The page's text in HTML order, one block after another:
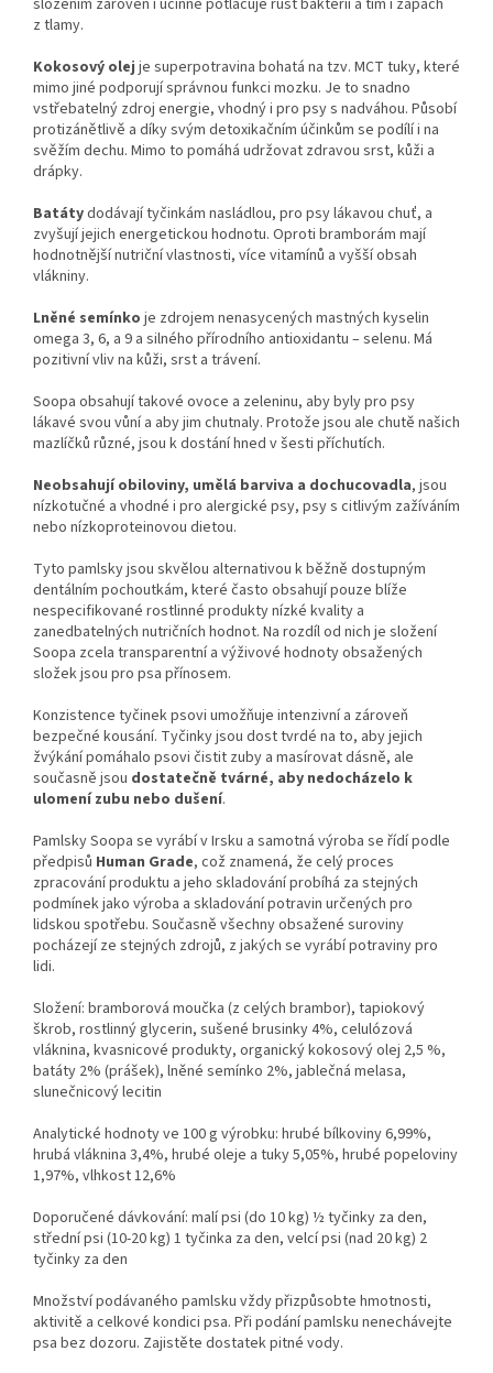
složením zároveň i účinně potlačuje růst bakterií a tím i zápach
z tlamy.
Kokosový olej je superpotravina bohatá na tzv. MCT tuky, které
mimo jiné podporují správnou funkci mozku. Je to snadno
vstřebatelný zdroj energie, vhodný i pro psy s nadváhou. Působí
protizánětlivě a díky svým detoxikačním účinkům se podílí i na
svěžím dechu. Mimo to pomáhá udržovat zdravou srst, kůži a
drápky.
Batátydodávají tyčinkám nasládlou, pro psy lákavou chuť, a
zvyšují jejich energetickou hodnotu. Oproti bramborám mají
hodnotnější nutriční vlastnosti, více vitamínů a vyšší obsah
vlákniny.
Lněné semínko je zdrojem nenasycených mastných kyselin
omega 3, 6, a 9 a silného přírodního antioxidantu – selenu. Má
pozitivní vliv na kůži, srst a trávení.
Soopa obsahují takové ovoce a zeleninu, aby byly pro psy
lákavé svou vůní a aby jim chutnaly. Protože jsou ale chutě našich
mazlíčků různé, jsou k dostání hned v šesti příchutích.
Neobsahují obiloviny, umělá barviva a dochucovadla, jsou
nízkotučné a vhodné i pro alergické psy, psy s citlivým zažíváním
nebo nízkoproteinovou dietou.
Tyto pamlsky jsou skvělou alternativou k běžně dostupným
dentálním pochoutkám, které často obsahují pouze blíže
nespecifikované rostlinné produkty nízké kvality a
zanedbatelných nutričních hodnot. Na rozdíl od nich je složení
Soopa zcela transparentní a výživové hodnoty obsažených
složek jsou pro psa přínosem.
Konzistence tyčinek psovi umožňuje intenzivní a zároveň
bezpečné kousání. Tyčinky jsou dost tvrdé na to, aby jejich
žvýkání pomáhalo psovi čistit zuby a masírovat dásně, ale
současně jsou dostatečně tvárné, aby nedocházelo k
ulomení zubu nebo dušení.
Pamlsky Soopa se vyrábí v Irsku a samotná výroba se řídí podle
předpisů Human Grade, což znamená, že celý proces
zpracování produktu a jeho skladování probíhá za stejných
podmínek jako výroba a skladování potravin určených pro
lidskou spotřebu. Současně všechny obsažené suroviny
pocházejí ze stejných zdrojů, z jakých se vyrábí potraviny pro
lidi.
Složení: bramborová moučka (z celých brambor), tapiokový
škrob, rostlinný glycerin, sušené brusinky 4%, celulózová
vláknina, kvasnicové produkty, organický kokosový olej 2,5 %,
batáty 2% (prášek), lněné semínko 2%, jablečná melasa,
slunečnicový lecitin
Analytické hodnoty ve 100 g výrobku: hrubé bílkoviny 6,99%,
hrubá vláknina 3,4%, hrubé oleje a tuky 5,05%, hrubé popeloviny
1,97%, vlhkost 12,6%
Doporučené dávkování: malí psi (do 10 kg) ½ tyčinky za den,
střední psi (10-20 kg) 1 tyčinka za den, velcí psi (nad 20 kg) 2
tyčinky za den
Množství podávaného pamlsku vždy přizpůsobte hmotnosti,
aktivitě a celkové kondici psa. Při podání pamlsku nenechávejte
psa bez dozoru. Zajistěte dostatek pitné vody.